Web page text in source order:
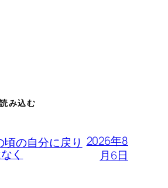
み込む
頃の自分に戻り
く
2026年8
月6日